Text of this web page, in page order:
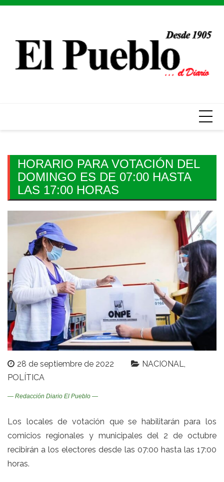
Skip
HORARIO PARA VOTACIÓN DEL
DOMINGO ES DE 07:00 HASTA
LAS 17:00 HORAS
28 de septiembre de 2022
NACIONAL
POLÍTICA
— Redacción Diario El Pueblo —
Los locales de votación que se habilitarán para los
comicios regionales y municipales del 2 de octubre
recibirán a los electores desde las 07:00 hasta las 17:00
horas.